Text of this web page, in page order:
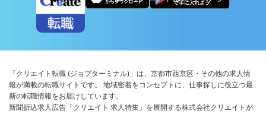
「クリエイト転職 (ジョブターミナル)」は、京都市西京区・その他の求人情
報が満載の転職サイトです。 地域密着をコンセプトに、仕事探しに役立つ最
新の転職情報をお届けしています。
新聞折込求人広告「クリエイト 求人特集」を展開する株式会社クリエイトが